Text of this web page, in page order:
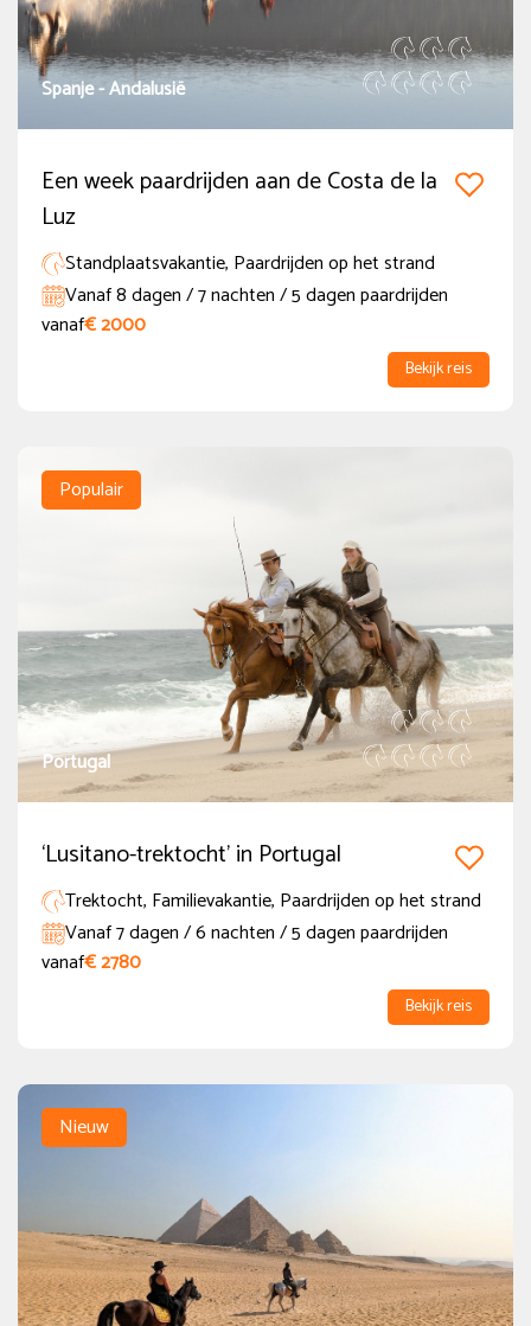
1-persoons accommodatie
(208)
Niet-ruiter
(133)
Kindprogramma
(7)
Korting voor kinderen
(29)
Meer tonen
Spanje - Andalusië
Een week paardrijden aan de Costa de la
Luz
Standplaatsvakantie, Paardrijden op het strand
Vanaf 8 dagen / 7 nachten / 5 dagen paardrijden
vanaf€ 2000
Bekijk reis
Populair
Portugal
‘Lusitano-trektocht’ in Portugal
Trektocht, Familievakantie, Paardrijden op het strand
Vanaf 7 dagen / 6 nachten / 5 dagen paardrijden
vanaf€ 2780
Bekijk reis
Nieuw